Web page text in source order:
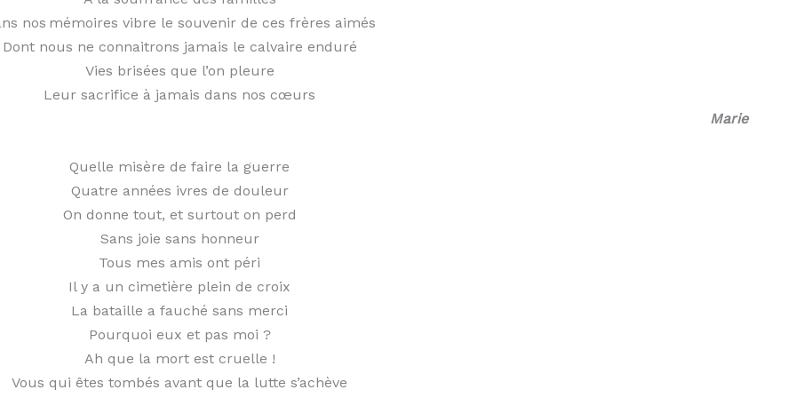
nos mémoires vibre le souvenir de ces frères aimés
Dont nous ne connaitrons jamais le calvaire enduré
Vies brisées que l’on pleure
Leur sacrifice à jamais dans nos cœurs
Marie
Quelle misère de faire la guerre
Quatre années ivres de douleur
On donne tout, et surtout on perd
Sans joie sans honneur
Tous mes amis ont péri
Il y a un cimetière plein de croix
La bataille a fauché sans merci
Pourquoi eux et pas moi ?
Ah que la mort est cruelle !
Vous qui êtes tombés avant que la lutte s’achève